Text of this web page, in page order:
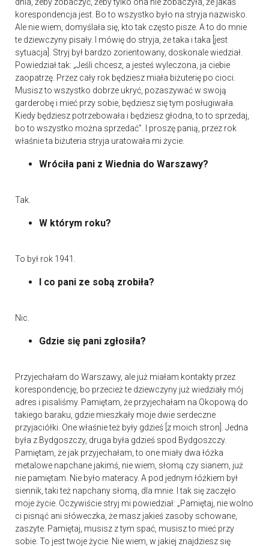
korespondencja jest. Bo to wszystko było na stryja nazwisko.
Ale nie wiem, domyślała się, kto tak często pisze. A to do mnie
te dziewczyny pisały. I mówię do stryja, że taka i taka [jest
sytuacja]. Stryj był bardzo zorientowany, doskonale wiedział.
Powiedział tak: „Jeśli chcesz, a jesteś wyleczona, ja ciebie
zaopatrzę. Przez cały rok będziesz miała biżuterię po cioci.
Musisz to wszystko dobrze ukryć, pozaszywać w swoją
garderobę i mieć przy sobie, będziesz się tym posługiwała.
Kiedy będziesz potrzebowała i będziesz głodna, to to sprzedaj,
bo to wszystko można sprzedać”. I proszę panią, przez rok
właśnie ta biżuteria stryja uratowała mi życie.
Wróciła pani z Wiednia do Warszawy?
Tak.
W którym roku?
To był rok 1941.
I co pani ze sobą zrobiła?
Nic.
Gdzie się pani zgłosiła?
Przyjechałam do Warszawy, ale już miałam kontakty przez
korespondencję, bo przecież te dziewczyny już wiedziały mój
adres i pisaliśmy. Pamiętam, że przyjechałam na Okopową do
takiego baraku, gdzie mieszkały moje dwie serdeczne
przyjaciółki. One właśnie też były gdzieś [z moich stron]. Jedna
była z Bydgoszczy, druga była gdzieś spod Bydgoszczy.
Pamiętam, że jak przyjechałam, to one miały dwa łóżka
metalowe napchane jakimś, nie wiem, słomą czy sianem, już
nie pamiętam. Nie było materacy. A pod jednym łóżkiem był
siennik, taki też napchany słomą, dla mnie. I tak się zaczęło
moje życie. Oczywiście stryj mi powiedział: „Pamiętaj, nie wolno
ci pisnąć ani słóweczka, że masz jakieś zasoby schowane,
zaszyte. Pamiętaj, musisz z tym spać, musisz to mieć przy
sobie. To jest twoje życie. Nie wiem, w jakiej znajdziesz się